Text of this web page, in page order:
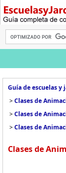
Guía de escuelas
>Clases de
>Clases de
>Clases de
Clases de